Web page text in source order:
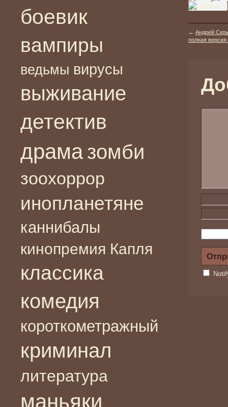
боевик
вампиры
ведьмы вирусы
выживание
детектив
драма зомби
зоохоррор
инопланетяне
каннибалы
кинопремия Капля
классика
комедия
короткометражный
криминал
литература
маньяки
← Андрей
полная